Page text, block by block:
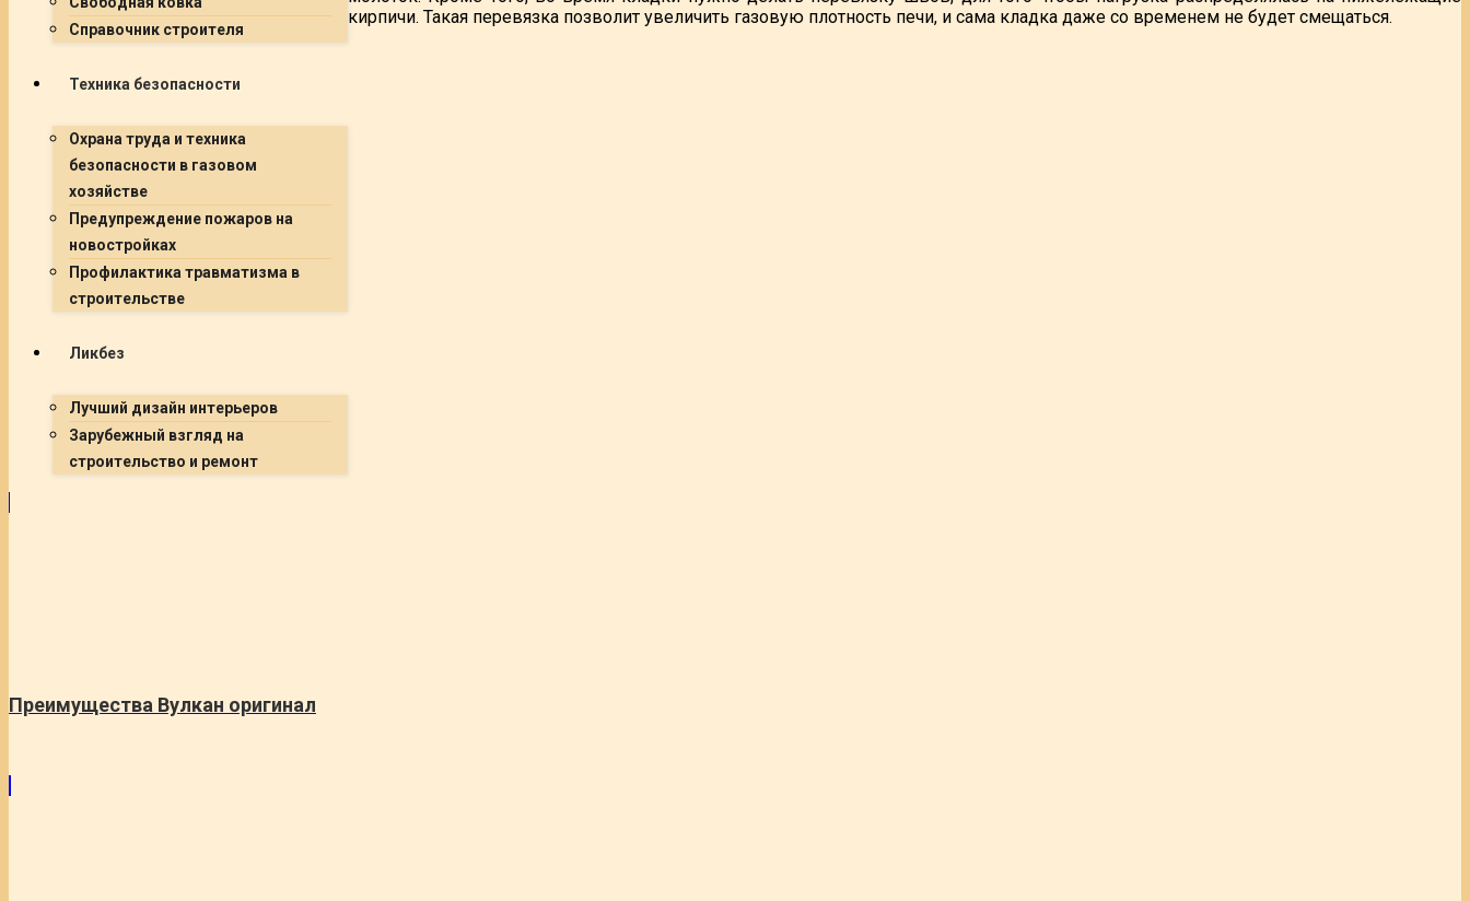
Справочник строителя
Техника безопасности
Охрана труда и техника
безопасности в газовом
хозяйстве
Предупреждение пожаров на
новостройках
Профилактика травматизма в
строительстве
Ликбез
Лучший дизайн интерьеров
Зарубежный взгляд на
строительство и ремонт
кирпичи. Такая перевязка позволит увеличить газовую плотность печи, и сама кладка даже со временем не будет смещаться.
Преимущества Вулкан оригинал